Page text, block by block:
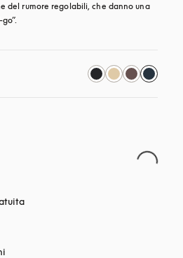
del rumore regolabili, che danno una